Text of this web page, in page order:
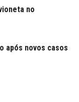
no
após novos casos